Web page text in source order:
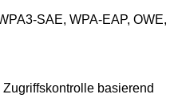
SAE, WPA-EAP, OWE,
basierend